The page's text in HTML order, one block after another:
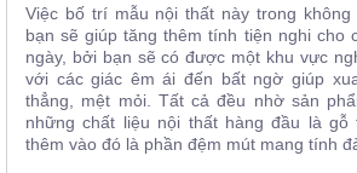
Việc bố trí mẫu nội thất này trong không
bạn sẽ giúp tăng thêm tính tiện nghi cho
ngày, bởi bạn sẽ có được một khu vực
với các giác êm ái đến bất ngờ giúp
thẳng, mệt mỏi. Tất cả đều nhờ sản
những chất liệu nội thất hàng đầu là gỗ
thêm vào đó là phần đệm mút mang tính